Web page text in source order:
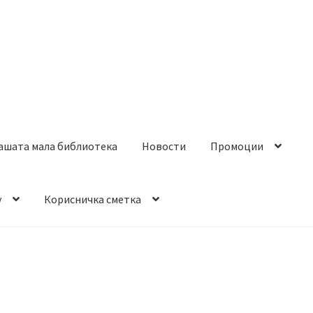
мала библиотека Новости Промоции
Корисничка сметка